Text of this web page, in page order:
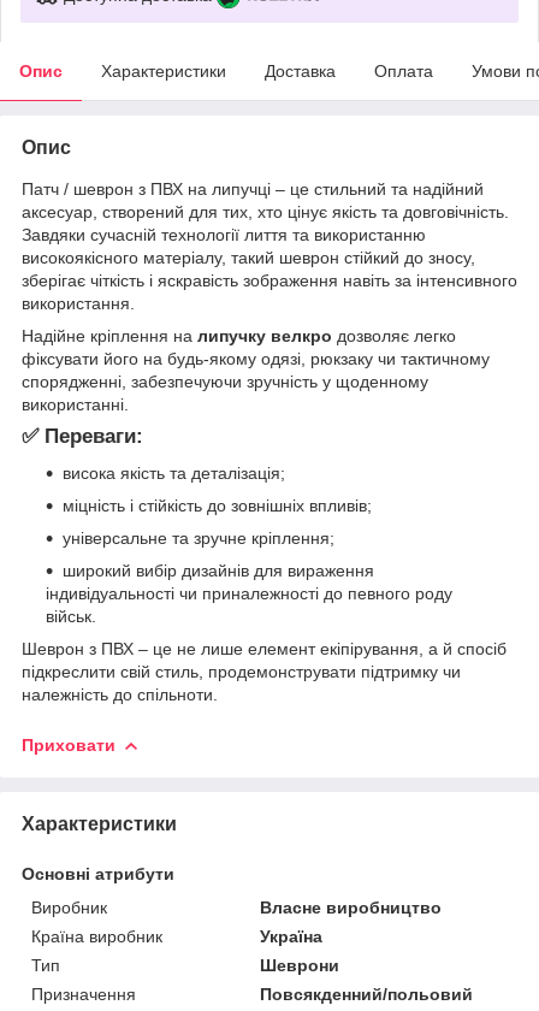
Опис Характеристики Доставка Оплата Умови
Опис
Патч / шеврон з ПВХ на липучці – це стильний та надійний
аксесуар, створений для тих, хто цінує якість та довговічність.
Завдяки сучасній технології лиття та використанню
високоякісного матеріалу, такий шеврон стійкий до зносу,
зберігає чіткість і яскравість зображення навіть за інтенсивного
використання.
Надійне кріплення на липучку велкро дозволяє легко
фіксувати його на будь-якому одязі, рюкзаку чи тактичному
спорядженні, забезпечуючи зручність у щоденному
використанні.
✅ Переваги:
висока якість та деталізація;
міцність і стійкість до зовнішніх впливів;
універсальне та зручне кріплення;
широкий вибір дизайнів для вираження
індивідуальності чи приналежності до певного роду
військ.
Шеврон з ПВХ – це не лише елемент екіпірування, а й спосіб
підкреслити свій стиль, продемонструвати підтримку чи
належність до спільноти.
Приховати
Характеристики
Основні атрибути
Виробник
Власне виробництво
Країна виробник
Україна
Тип
Шеврони
Призначення
Повсякденний/польовий